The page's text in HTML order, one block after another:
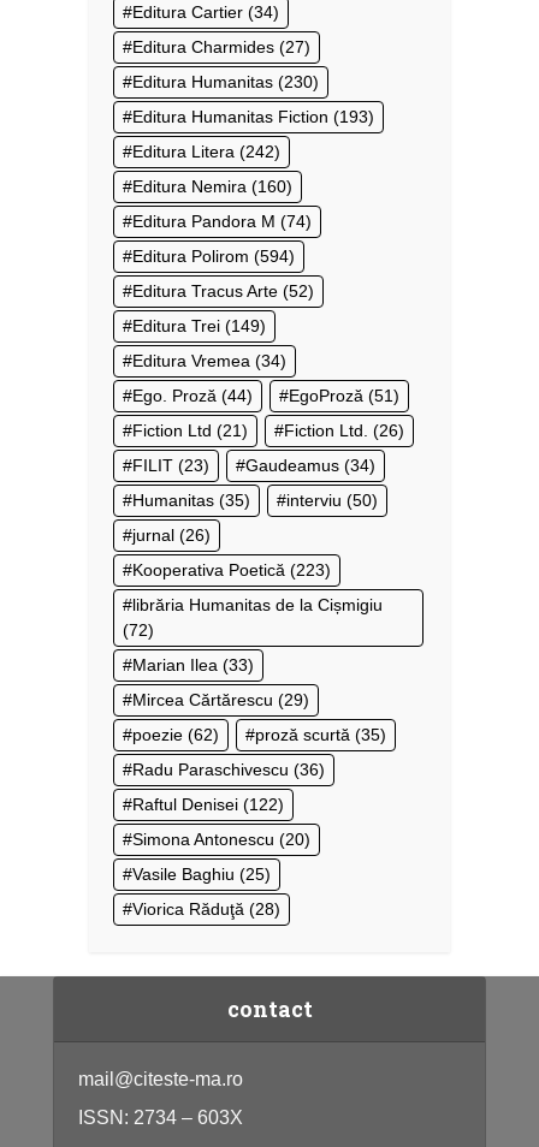
Editura Cartier (34)
Editura Charmides (27)
Editura Humanitas (230)
Editura Humanitas Fiction (193)
Editura Litera (242)
Editura Nemira (160)
Editura Pandora M (74)
Editura Polirom (594)
Editura Tracus Arte (52)
Editura Trei (149)
Editura Vremea (34)
Ego. Proză (44) EgoProză (51)
Fiction Ltd (21) Fiction Ltd. (26)
FILIT (23) Gaudeamus (34)
Humanitas (35) interviu (50)
jurnal (26)
Kooperativa Poetică (223)
librăria Humanitas de la Cișmigiu
(72)
Marian Ilea (33)
Mircea Cărtărescu (29)
poezie (62) proză scurtă (35)
Radu Paraschivescu (36)
Raftul Denisei (122)
Simona Antonescu (20)
Vasile Baghiu (25)
Viorica Răduţă (28)
contact
mail@citeste-ma.ro
ISSN: 2734 – 603X